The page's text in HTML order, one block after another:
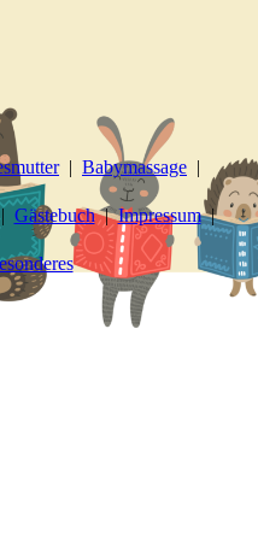
Babymassage
Gästebuch Impressum